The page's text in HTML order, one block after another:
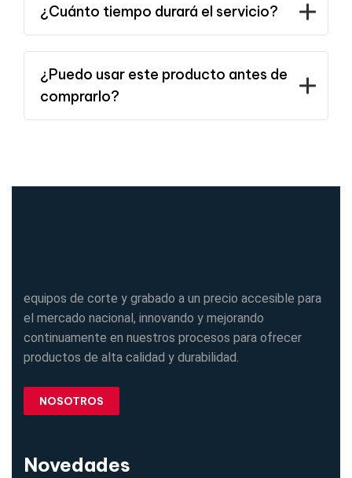
¿Cuánto tiempo durará el servicio?
¿Puedo usar este producto antes de
comprarlo?
equipos de corte y grabado a un precio accesible para
el mercado nacional, innovando y mejorando
continuamente en nuestros procesos para ofrecer
productos de alta calidad y durabilidad.
NOSOTROS
Novedades